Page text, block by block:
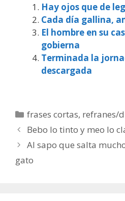
Hay ojos que de
Cada día gallina,
El hombre en su
gobierna
Terminada la
descargada
Categorías
frases cortas, refranes/
Bebo lo tinto y meo lo
Al sapo que salta
gato